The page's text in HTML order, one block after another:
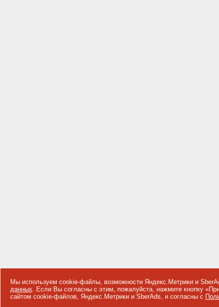
Мы используем cookie-файлы, возможности Яндекс.Метрики и
данных. Если Вы согласны с этим, пожалуйста, нажмите кнопку
сайтом cookie-файлов, Яндекс.Метрики и SberAds, и согласны с